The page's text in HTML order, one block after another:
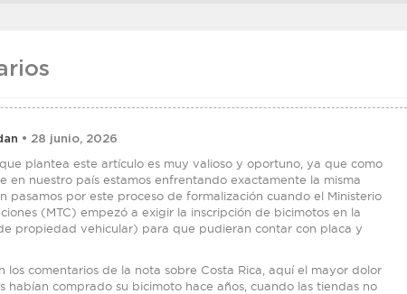
• 28 junio, 2026
plantea este artículo es muy valioso y oportuno, ya que como
en nuestro país estamos enfrentando exactamente la misma
pasamos por este proceso de formalización cuando el Ministerio
(MTC) empezó a exigir la inscripción de bicimotos en la
propiedad vehicular) para que pudieran contar con placa y
los comentarios de la nota sobre Costa Rica, aquí el mayor dolor
habían comprado su bicimoto hace años, cuando las tiendas no